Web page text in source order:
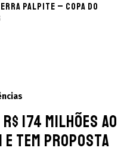
palpite – Copa do
174 milhões ao
tem proposta